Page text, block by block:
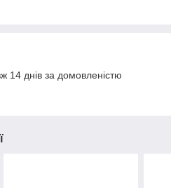
14 днів за домовленістю